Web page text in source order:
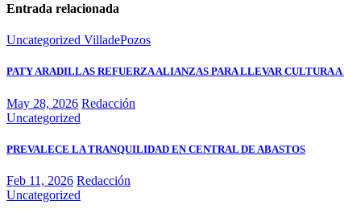
Entrada relacionada
Uncategorized VilladePozos
PATY ARADILLAS REFUERZA ALIANZAS PARA LLEVAR CULTURA
May 28, 2026 Redacción
Uncategorized
PREVALECE LA TRANQUILIDAD EN CENTRAL DE ABASTOS
Feb 11, 2026 Redacción
Uncategorized